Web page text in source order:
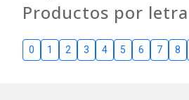
Productos por letra
0 1 2 3 4 5 6 7 8